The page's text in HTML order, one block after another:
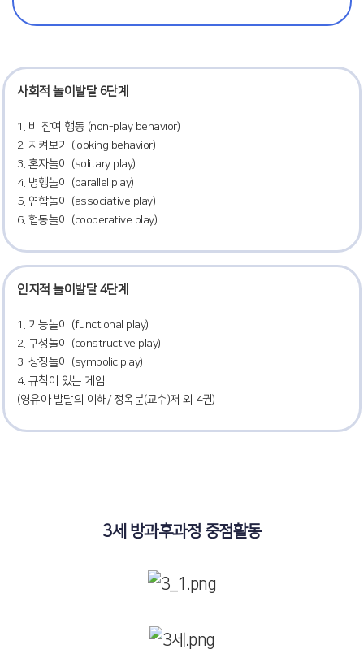
사회적 놀이발달 6단계
1. 비 참여 행동 (non-play behavior)
2. 지켜보기 (looking behavior)
3. 혼자놀이 (solitary play)
4. 병행놀이 (parallel play)
5. 연합놀이 (associative play)
6. 협동놀이 (cooperative play)
인지적 놀이발달 4단계
1. 기능놀이 (functional play)
2. 구성놀이 (constructive play)
3. 상징놀이 (symbolic play)
4. 규칙이 있는 게임
(영유아 발달의 이해/ 정옥분(교수)저 외 4권)
3세 방과후과정 중점활동